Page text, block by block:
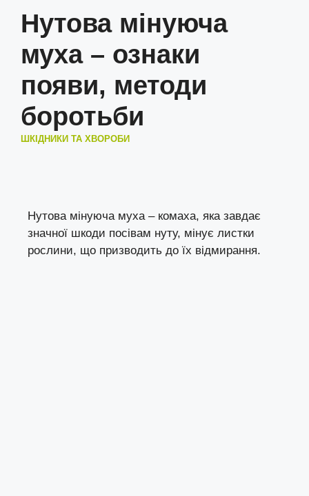
Нутова мінуюча
муха – ознаки
появи, методи
боротьби
ШКІДНИКИ ТА ХВОРОБИ
Нутова мінуюча муха – комаха, яка завдає
значної шкоди посівам нуту, мінує листки
рослини, що призводить до їх відмирання.